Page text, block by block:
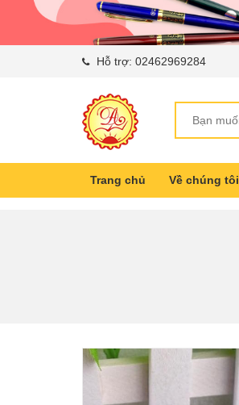
Hỗ trợ: 02462969284
Trang chủ Về chúng tôi